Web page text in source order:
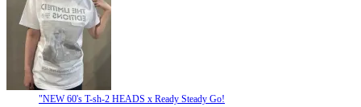
"NEW 60's T-sh-2 HEADS x Ready Steady Go!